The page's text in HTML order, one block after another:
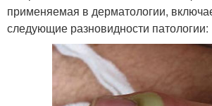
применяемая в дерматологии,
следующие разновидности патологии: